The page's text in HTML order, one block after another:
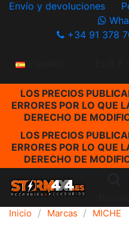
Envío y devoluciones
+34 91 378
Español
LOS PRECIOS
ERRORES POR LO QUE
DERECHO DE
LOS PRECIOS
ERRORES POR LO QUE
DERECHO DE
Inicio Marcas MICHE